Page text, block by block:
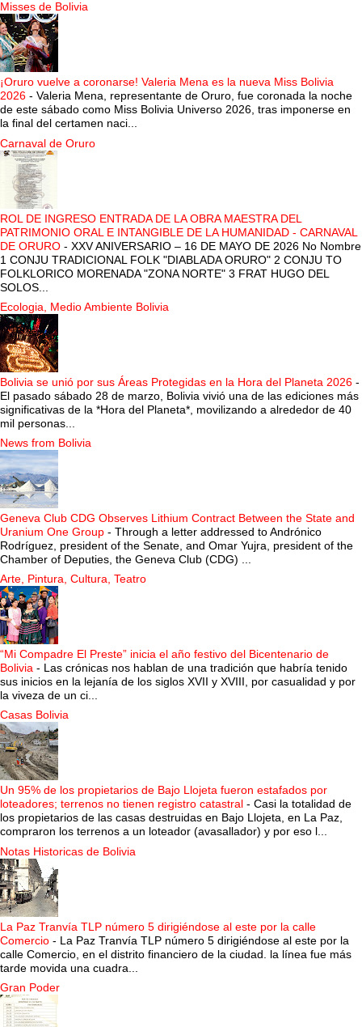
Misses de Bolivia
¡Oruro vuelve a coronarse! Valeria Mena es la nueva Miss Bolivia
2026 - Valeria Mena, representante de Oruro, fue coronada la noche
de este sábado como Miss Bolivia Universo 2026, tras imponerse en
la final del certamen naci...
Carnaval de Oruro
ROL DE INGRESO ENTRADA DE LA OBRA MAESTRA DEL
PATRIMONIO ORAL E INTANGIBLE DE LA HUMANIDAD - CARNAVAL
DE ORURO - XXV ANIVERSARIO – 16 DE MAYO DE 2026 No Nombre
1 CONJU TRADICIONAL FOLK "DIABLADA ORURO" 2 CONJU TO
FOLKLORICO MORENADA "ZONA NORTE" 3 FRAT HUGO DEL
SOLOS...
Ecologia, Medio Ambiente Bolivia
Bolivia se unió por sus Áreas Protegidas en la Hora del Planeta 2026 -
El pasado sábado 28 de marzo, Bolivia vivió una de las ediciones más
significativas de la *Hora del Planeta*, movilizando a alrededor de 40
mil personas...
News from Bolivia
Geneva Club CDG Observes Lithium Contract Between the State and
Uranium One Group - Through a letter addressed to Andrónico
Rodríguez, president of the Senate, and Omar Yujra, president of the
Chamber of Deputies, the Geneva Club (CDG) ...
Arte, Pintura, Cultura, Teatro
“Mi Compadre El Preste” inicia el año festivo del Bicentenario de
Bolivia - Las crónicas nos hablan de una tradición que habría tenido
sus inicios en la lejanía de los siglos XVII y XVIII, por casualidad y por
la viveza de un ci...
Casas Bolivia
Un 95% de los propietarios de Bajo Llojeta fueron estafados por
loteadores; terrenos no tienen registro catastral - Casi la totalidad de
los propietarios de las casas destruidas en Bajo Llojeta, en La Paz,
compraron los terrenos a un loteador (avasallador) y por eso l...
Notas Historicas de Bolivia
La Paz Tranvía TLP número 5 dirigiéndose al este por la calle
Comercio - La Paz Tranvía TLP número 5 dirigiéndose al este por la
calle Comercio, en el distrito financiero de la ciudad. la línea fue más
tarde movida una cuadra...
Gran Poder